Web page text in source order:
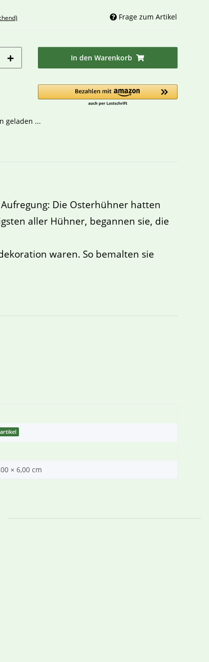
Frage zum Artikel
In den Warenkorb
geladen ...
Die Osterhühner hatten
aller Hühner, begannen sie, die
waren. So bemalten sie
× 6,00 cm